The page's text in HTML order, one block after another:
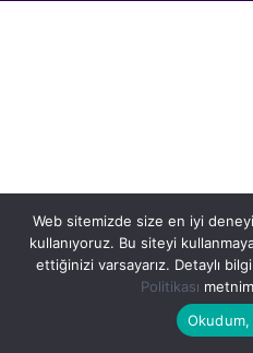
Web sitemizde size en iyi
kullanıyoruz. Bu siteyi
ettiğinizi varsayarız. Detaylı
Politikası
Okudum,